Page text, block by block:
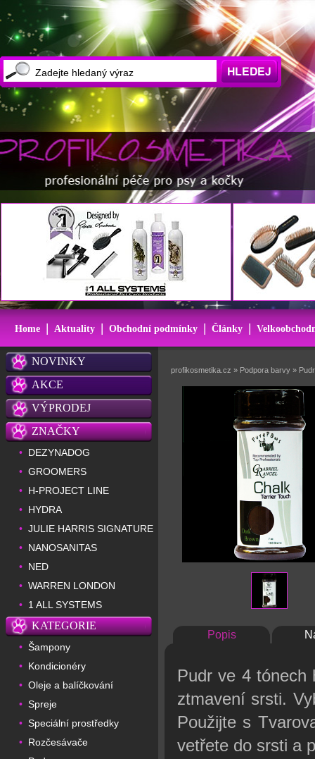
Home | Aktuality | Obchodní podmínky | Články |
NOVINKY
AKCE
VÝPRODEJ
ZNAČKY
• DEZYNADOG
• GROOMERS
• H-PROJECT LINE
• HYDRA
• JULIE HARRIS SIGNATURE
• NANOSANITAS
• NED
• WARREN LONDON
• 1 ALL SYSTEMS
KATEGORIE
• Šampony
• Kondicionéry
• Oleje a balíčkování
• Spreje
• Speciální prostředky
• Rozčesávače
profikosmetika.cz » Podpora barvy »
Popis
Pudr ve 4 tónech
ztmavení srsti.
Použijte s
vetřete do srsti a